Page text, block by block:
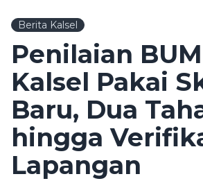
Berita Kalsel
Penilaian
Kalsel Pakai
Baru, Dua
hingga
Lapangan